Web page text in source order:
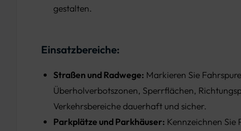
gestalten.
Einsatzbereiche:
Straßen und Radwege: Markieren Sie
Überholverbotszonen, Sperrflächen,
Verkehrsbereiche dauerhaft und sicher.
Parkplätze und Parkhäuser: Kennzeichnen Sie